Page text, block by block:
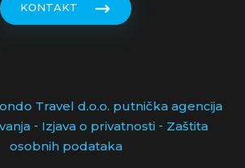
KONTAKT
Travel d.o.o. putnička agencija
- Izjava o privatnosti- Zaštita
osobnih podataka